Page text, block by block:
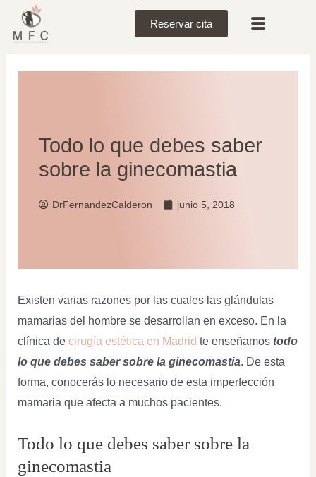
Reservar cita
Todo lo que debes saber
sobre la ginecomastia
DrFernandezCalderon junio 5, 2018
Existen varias razones por las cuales las glándulas
mamarias del hombre se desarrollan en exceso. En la
clínica de cirugía estética en Madrid te enseñamos todo
lo que debes saber sobre la ginecomastia. De esta
forma, conocerás lo necesario de esta imperfección
mamaria que afecta a muchos pacientes.
Todo lo que debes saber sobre la
ginecomastia